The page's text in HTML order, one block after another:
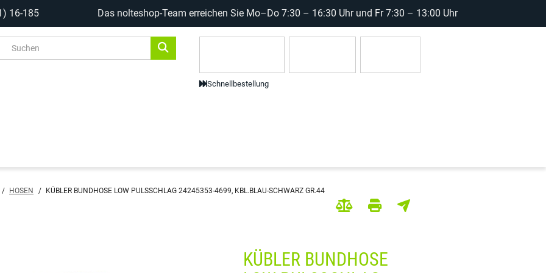
16-185 Das nolteshop-Team erreichen Sie Mo–Do 7:30 – 16:30 Uhr und Fr 7:30 – 13:00 Uhr
Schnellbestellung
/ HOSEN / KÜBLER BUNDHOSE LOW PULSSCHLAG 24245353-4699, KBL.BLAU-SCHWARZ GR.44
KÜBLER BUNDHOSE